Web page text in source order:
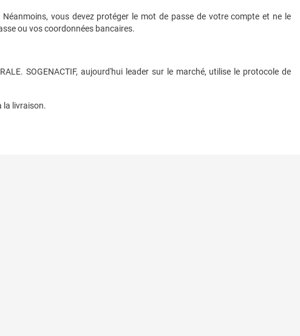
vous devez protéger le mot de passe de votre compte et ne le
ou vos coordonnées bancaires.
SOGENACTIF, aujourd'hui leader sur le marché, utilise le protocole de
la livraison.